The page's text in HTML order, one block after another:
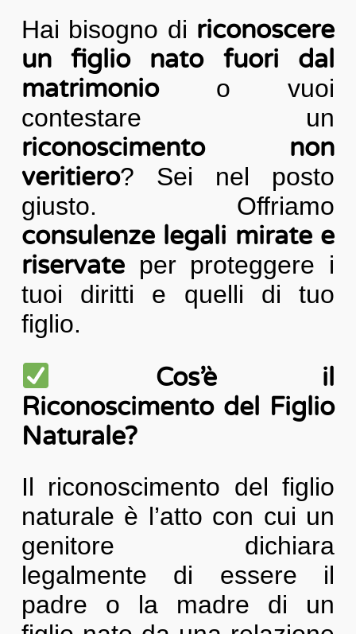
Hai bisogno di riconoscere
un figlio nato fuori dal
matrimonioo vuoi
contestare un
riconoscimento non
veritiero? Sei nel posto
giusto. Offriamo
consulenze legali mirate e
riservateper proteggere i
tuoi diritti e quelli di tuo
figlio.
Cos’è il
Riconoscimento del Figlio
Naturale?
Il riconoscimento del figlio
naturale è l’atto con cui un
genitore dichiara
legalmente di essere il
padre o la madre di un